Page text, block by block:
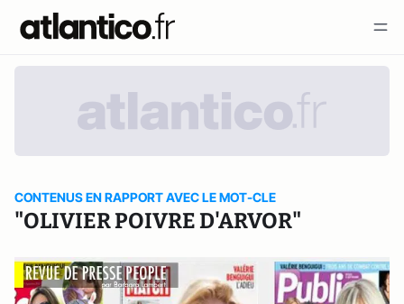
CONTENUS EN RAPPORT AVEC LE MOT-CLE
"OLIVIER POIVRE D'ARVOR"